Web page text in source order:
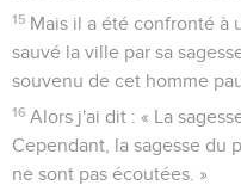
15 Mais il a été confronté à
sauvé la ville par sa
souvenu de cet homme
16 Alors j'ai dit : « La
Cependant, la sagesse du
ne sont pas écoutées. »